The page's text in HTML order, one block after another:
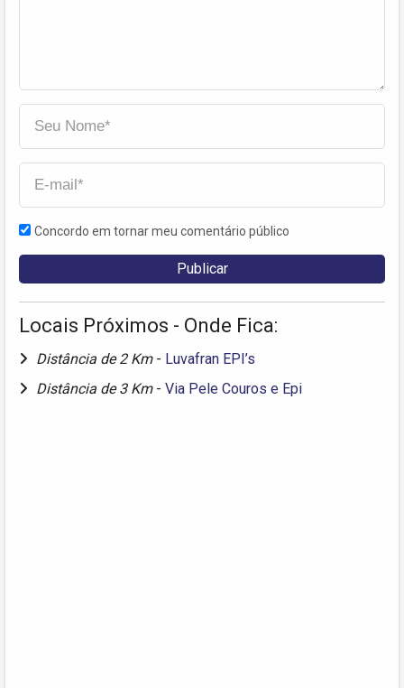
Concordo em tornar meu comentário público
Locais Próximos - Onde Fica:
Distância de 2 Km - Luvafran EPI’s
Distância de 3 Km - Via Pele Couros e Epi